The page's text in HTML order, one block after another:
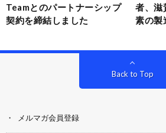
Teamとのパートナーシップ
契約を締結しました
者、滋
素の製
Back to Top
メルマガ会員登録